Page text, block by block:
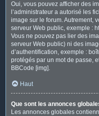
Oui, vous pouvez afficher des
l’administrateur a autorisé les
image sur le forum. Autrement,
serveur Web public, exemple :
Vous ne pouvez pas lier des
serveur Web public) ni des
d’authentification, exemple :
protégés par un mot de passe,
BBCode [img].
Haut
Que sont les annonces
Les annonces globales